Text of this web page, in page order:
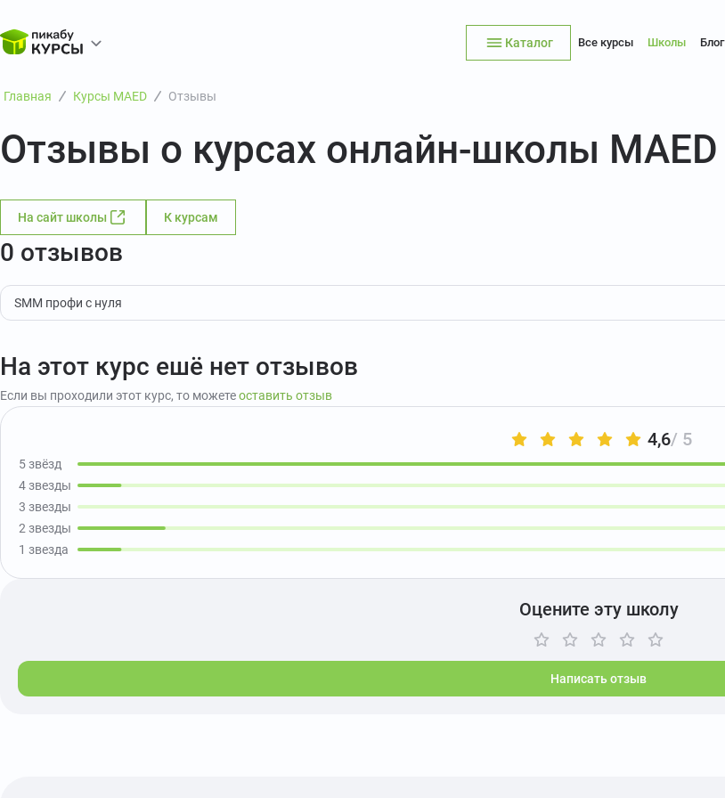
Каталог Все курсы Школы Блог
Главная Курсы MAED Отзывы
Отзывы о курсах онлайн-школы MAED
На сайт школы К курсам
0 отзывов
SMM профи с нуля
На этот курс ешё нет отзывов
Если вы проходили этот курс, то можетеоставить отзыв
4,6/ 5
5 звёзд
4 звезды
3 звезды
2 звезды
1 звезда
Оцените эту школу
Написать отзыв